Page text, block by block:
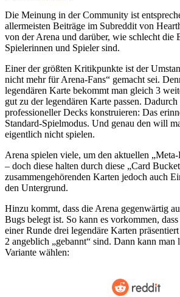
Die Meinung in der Community ist
allermeisten Beiträge im Subreddit von
von der Arena und darüber, wie schlecht die
Spielerinnen und Spieler sind.
Einer der größten Kritikpunkte ist der
nicht mehr für Arena-Fans“ gemacht sei.
legendären Karte bekommt man gleich 3
gut zu der legendären Karte passen.
professioneller Decks konstruieren: Das
Standard-Spielmodus. Und genau den will
eigentlich nicht spielen.
Arena spielen viele, um den aktuellen
– doch diese halten durch diese „Card
zusammengehörenden Karten jedoch auch
den Untergrund.
Hinzu kommt, dass die Arena gegenwärtig
Bugs belegt ist. So kann es vorkommen,
einer Runde drei legendäre Karten
2 angeblich „gebannt“ sind. Dann kann man
Variante wählen: